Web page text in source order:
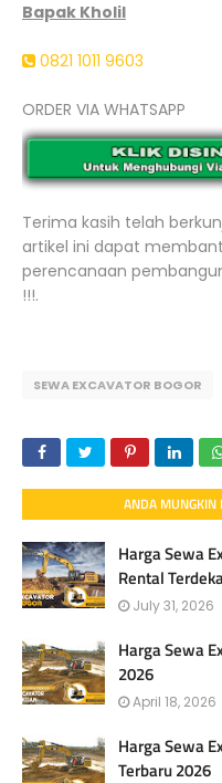
Bapak Kholil
0821 1011 9603
ORDER VIA WHATSAPP
Terima kasih telah
artikel ini dapat
perencanaan
!!!.
SEWA EXCAVATOR BOGOR
ANDA MUNGKIN
Harga Sewa
Rental
July 31, 2026
Harga Sewa
2026
April 18, 2026
Harga Sewa
Terbaru 2026